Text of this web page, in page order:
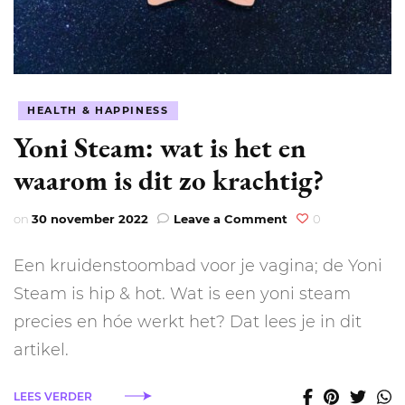
HEALTH & HAPPINESS
Yoni Steam: wat is het en
waarom is dit zo krachtig?
on 30 november 2022 Leave a Comment on
wat
is
en
0
Een kruidenstoombad voor je vagina; de Yoni
Steam is hip & hot. Wat is een yoni steam
precies en hóe werkt het? Dat lees je in dit
artikel.
LEES VERDER